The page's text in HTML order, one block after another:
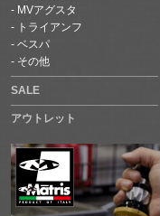
MVアグスタ
トライアンフ
ベスパ
その他
SALE
アウトレット